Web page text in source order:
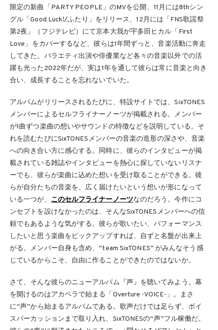
限定の新曲「PARTY PEOPLE」のMVを公開、11月には8thシン
グル「Good Luck!/ふたり」をリリース、12月には「FNS歌謡祭
第2夜」（フジテレビ）にて京本大我が宇多田ヒカル「First
Love」をカバーするなど、彼らは1年間ずっと、音楽活動に奔走
してきた。バラエティ出演や俳優業など各々の音楽以外での活
躍も光った2022年だが、実は1年を通して彼らは常に音楽と向き
合い、成長することを忘れないでいた。
アルバムがリリースされるたびに、特設サイトでは、SixTONES
メンバーによるセルフライナーノーツが掲載される。メンバー
が1曲ずつ楽曲の想いやサウンドの特徴などを説明している。そ
れを読むたびにSixTONESメンバーの音楽の造形の深さや、音楽
への向き合い方に感心する。同時に、彼らのインタビューが掲
載されている雑誌やインタビューを熱心に探していないリスナ
ーでも、彼らが楽曲に込めた想いを受け取ることができる。彼
らが自分たちの音楽を、広く届けたいという想いが形になって
いる一つが、 このセルフライナーノーツなのだろう。今作にコ
ンセプトを設けなかったのは、そんなSixTONESメンバーへの信
頼でもあるような気がする。彼らが歌いたい、パフォーマンス
したいと思う楽曲をピックアップすれば、自ずと名盤が出来上
がる。メンバー自身も含め、“team SixTONES” がみんなそう感
じているからこそ、自由に作ることができたのではないか。
さて、そんな彼らのニューアルバム『声』を聴いてみよう。幕
を開けるのはアカペラで始まる「Overture -VOICE-」。まさ
に“声”から始まるアルバムである。歌声だけでは足らず、ボイ
スパーカッションまで取り入れ、SixTONESの“声”フル稼働だ。